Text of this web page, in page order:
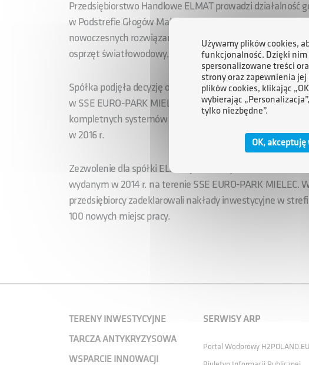
Przedsiębiorstwo Handlowe ELMAT prowadzi działalność
w Podstrefie Głogów Małopolski i w Podstrefie
nowoczesnych rozwiązań i produktów z zakresu szeroko
osprzęt światłowodowy, okablowanie strukturalne oraz
Spółka podjęła decyzję o budowie w nowej lokalizacji na
w SSE EURO-PARK MIELEC, który pozwoli uruchomić
kompletnych systemów światłowodowych nowej
w 2016 r.
Zezwolenie dla spółki ELMAT jest szóstym zezwoleniem
wydanym w 2014 r. na terenie SSE EURO-PARK
przedsiębiorcy zadeklarowali nakłady inwestycyjne w
100 nowych miejsc pracy.
TERENY INWESTYCYJNE
TARCZA ANTYKRYZYSOWA
WSPARCIE INNOWACJI
SERWISY ARP
Portal Wodorowy H2POLAND.EU
Używamy plików cookies,
funkcjonalność. Dzięki
spersonalizowane treści
strony oraz zapewnienia
plików cookies, klikając
wybierając
tylko niezbędne”.
OK, akceptuję